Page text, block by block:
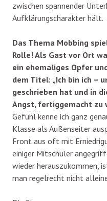
zwischen spannender
Aufklärungscharakter hält.
Das Thema Mobbing
Rolle! Als Gast vor Ort
ein ehemaliges Opfer
dem Titel: „Ich bin ich –
geschrieben hat und in
Angst, fertiggemacht zu
Gefühl kenne ich ganz
Klasse als Außenseiter
Front aus oft mit
einiger Mitschüler
wieder herauszukommen,
man regelrecht nicht